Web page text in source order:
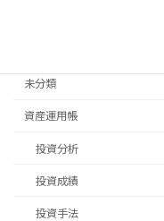
未分類
資産運用帳
投資分析
投資成績
投資手法